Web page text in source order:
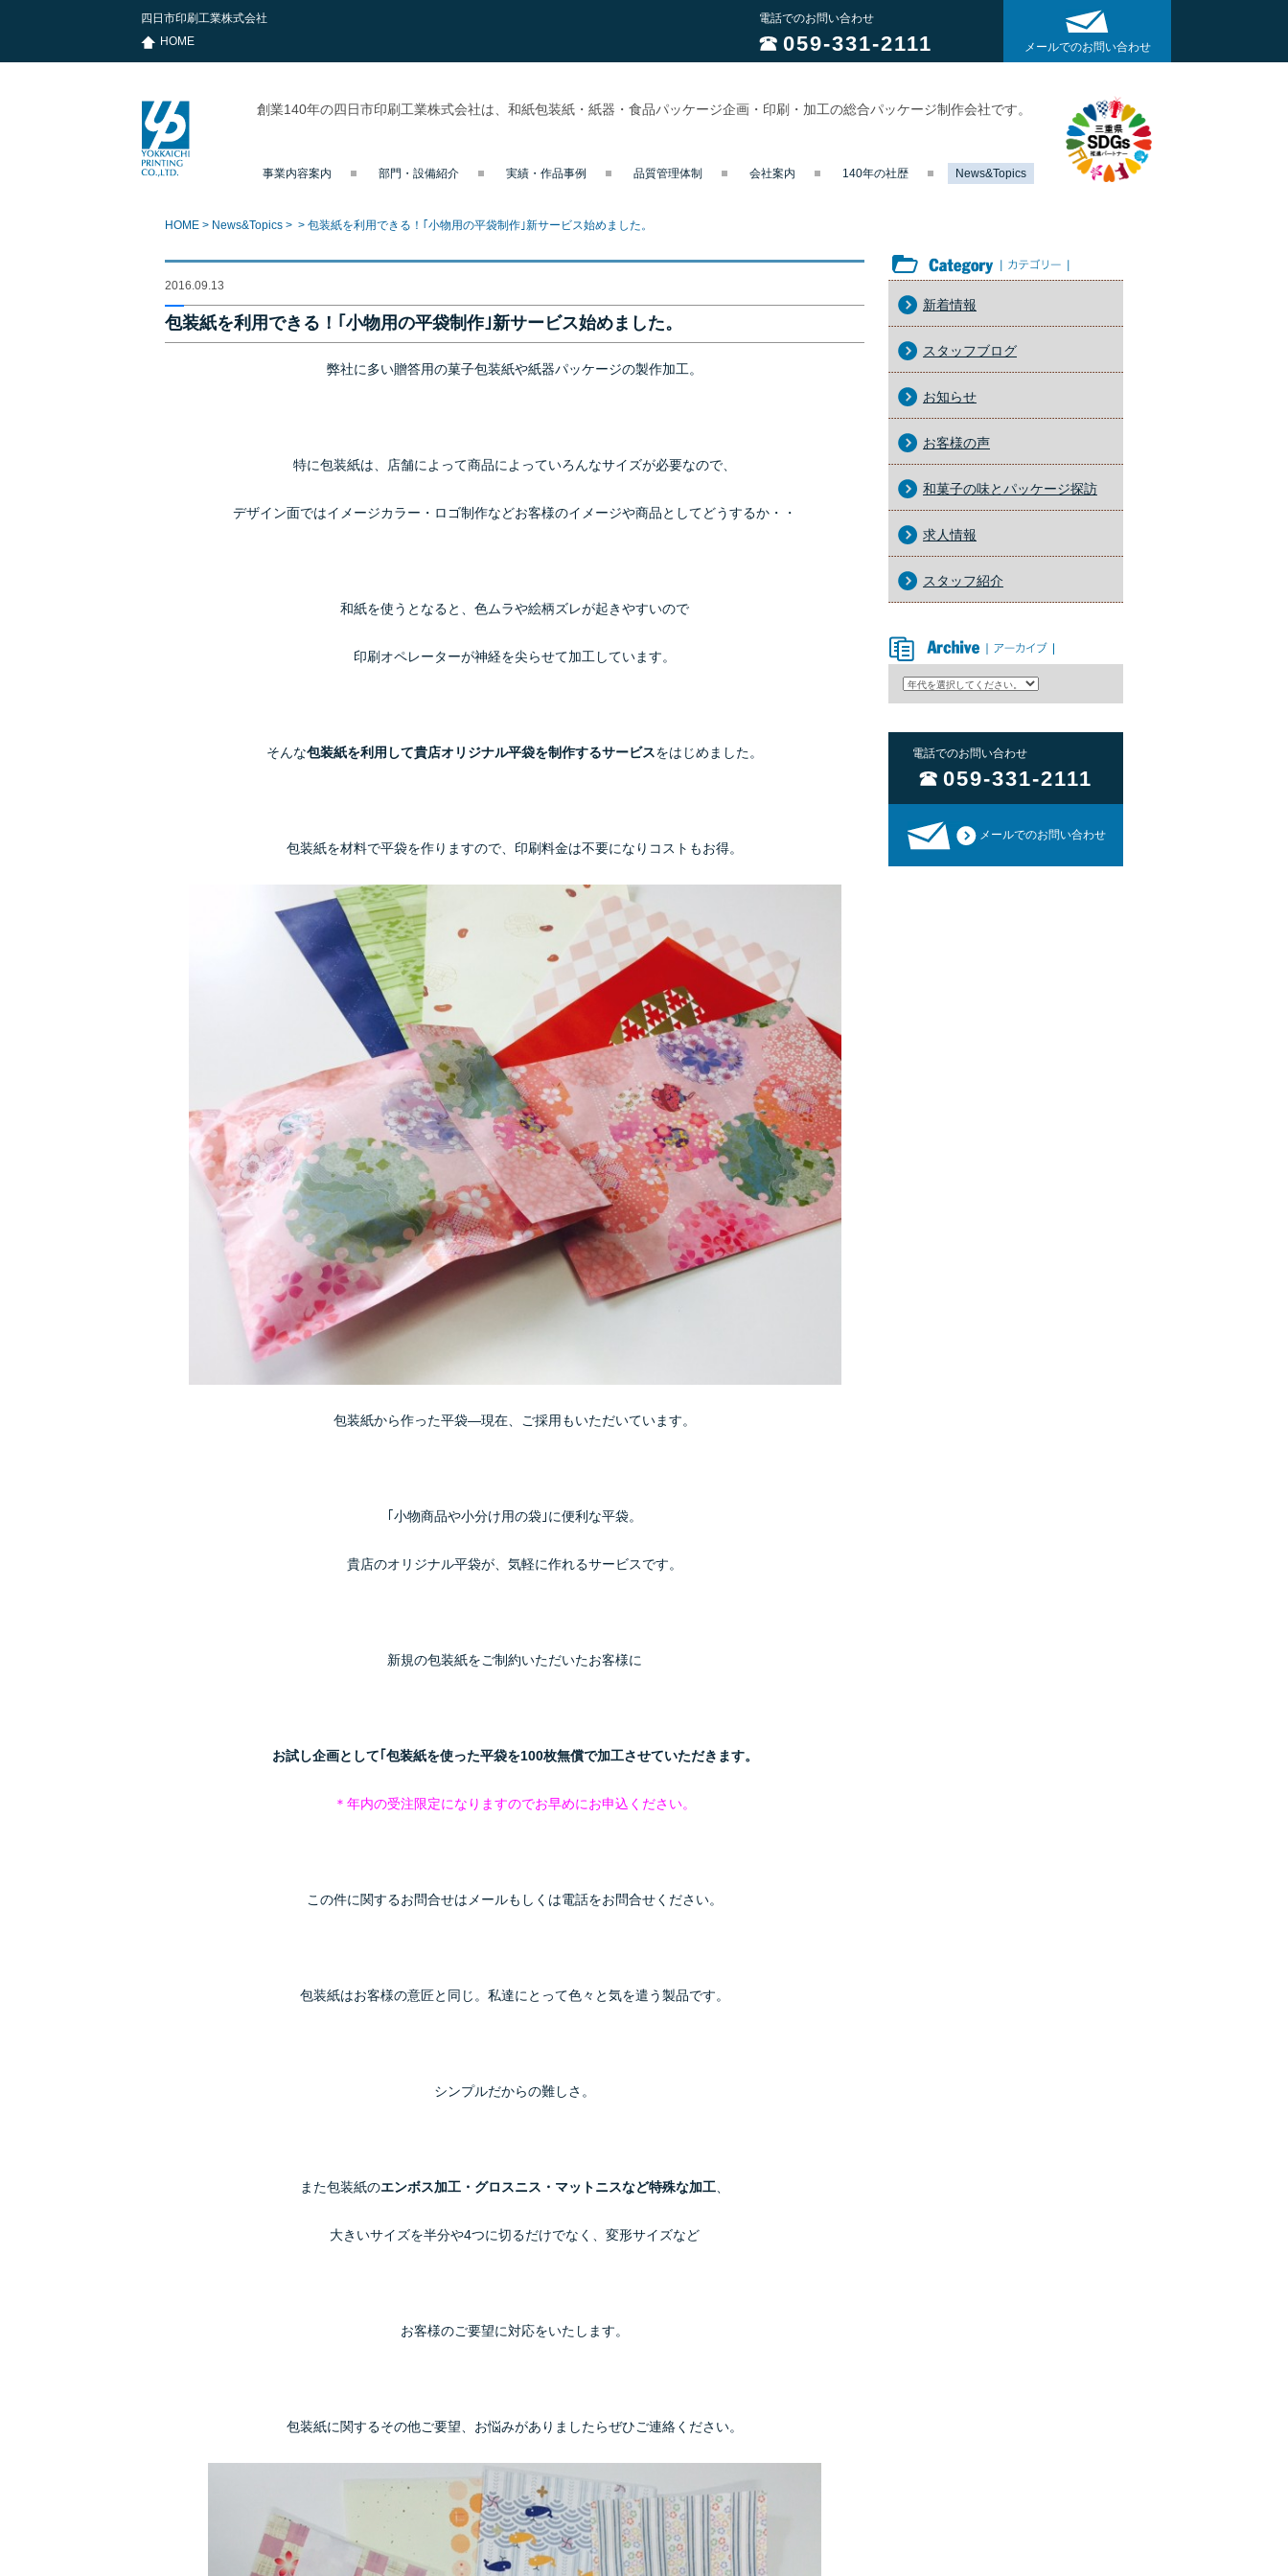
四日市印刷工業株式会社
HOME
電話でのお問い合わせ
059-331-2111 メールでのお問い合わせ
創業140年の四日市印刷工業株式会社は、和紙包装紙・紙器・食品パッケージ企画・印刷・加工の総合パッケージ制作会社です。
事業内容案内 部門・設備紹介 実績・作品事例 品質管理体制 会社案内 140年の社歴 News&Topics
HOME > News&Topics > > 包装紙を利用できる！｢小物用の平袋制作｣新サービス始めました。
2016.09.13
包装紙を利用できる！｢小物用の平袋制作｣新サービス始めました。
弊社に多い贈答用の菓子包装紙や紙器パッケージの製作加工。
特に包装紙は、店舗によって商品によっていろんなサイズが必要なので、
デザイン面ではイメージカラー・ロゴ制作などお客様のイメージや商品としてどうするか・・
和紙を使うとなると、色ムラや絵柄ズレが起きやすいので
印刷オペレーターが神経を尖らせて加工しています。
そんな包装紙を利用して貴店オリジナル平袋を制作するサービスをはじめました。
包装紙を材料で平袋を作りますので、印刷料金は不要になりコストもお得。
包装紙から作った平袋―現在、ご採用もいただいています。
｢小物商品や小分け用の袋｣に便利な平袋。
貴店のオリジナル平袋が、気軽に作れるサービスです。
新規の包装紙をご制約いただいたお客様に
お試し企画として｢包装紙を使った平袋を100枚無償で加工させていただきます。
＊年内の受注限定になりますのでお早めにお申込ください。
この件に関するお問合せはメールもしくは電話をお問合せください。
包装紙はお客様の意匠と同じ。私達にとって色々と気を遣う製品です。
シンプルだからの難しさ。
また包装紙のエンボス加工・グロスニス・マットニスなど特殊な加工
大きいサイズを半分や4つに切るだけでなく、変形サイズなど
お客様のご要望に対応をいたします。
包装紙に関するその他ご要望、お悩みがありましたらぜひご連絡ください。
カテゴリー
新着情報
スタッフブログ
お知らせ
お客様の声
和菓子の味とパッケージ探訪
求人情報
スタッフ紹介
アーカイブ
電話でのお問い合わせ
059-331-2111
メールでのお問い合わせ